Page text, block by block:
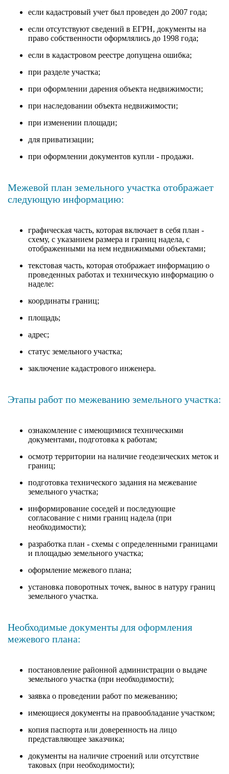
если кадастровый учет был проведен до 2007 года;
если отсутствуют сведений в ЕГРН, документы на
право собственности оформлялись до 1998 года;
если в кадастровом реестре допущена ошибка;
при разделе участка;
при оформлении дарения объекта недвижимости;
при наследовании объекта недвижимости;
при изменении площади;
для приватизации;
при оформлении документов купли - продажи.
Межевой план земельного участка отображает
следующую информацию:
графическая часть, которая включает в себя план -
схему, с указанием размера и границ надела, с
отображенными на нем недвижимыми объектами;
текстовая часть, которая отображает информацию о
проведенных работах и техническую информацию о
наделе:
координаты границ;
площадь;
адрес;
статус земельного участка;
заключение кадастрового инженера.
Этапы работ по межеванию земельного участка:
ознакомление с имеющимися техническими
документами, подготовка к работам;
осмотр территории на наличие геодезических меток и
границ;
подготовка технического задания на межевание
земельного участка;
информирование соседей и последующие
согласование с ними границ надела (при
необходимости);
разработка план - схемы с определенными границами
и площадью земельного участка;
оформление межевого плана;
установка поворотных точек, вынос в натуру границ
земельного участка.
Необходимые документы для оформления
межевого плана:
постановление районной администрации о выдаче
земельного участка (при необходимости);
заявка о проведении работ по межеванию;
имеющиеся документы на правообладание участком;
копия паспорта или доверенность на лицо
представляющее заказчика;
документы на наличие строений или отсутствие
таковых (при необходимости);